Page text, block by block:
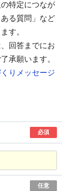
特定につなが
る質問」など
す。
回答までにお
承願います。
りメッセージ
必須
任意